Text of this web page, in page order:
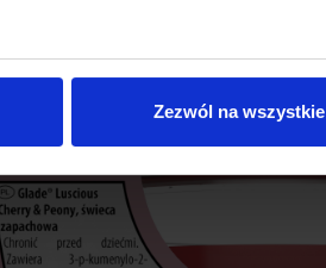
Zezwól na wszystkie